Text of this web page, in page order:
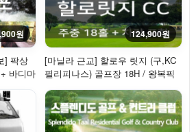
원
] 팍상
바디마
124,900원
[마닐라 근교] 할로우 릿지 (구,KC
필리피나스) 골프장 18H / 왕복픽
업 차량 ...